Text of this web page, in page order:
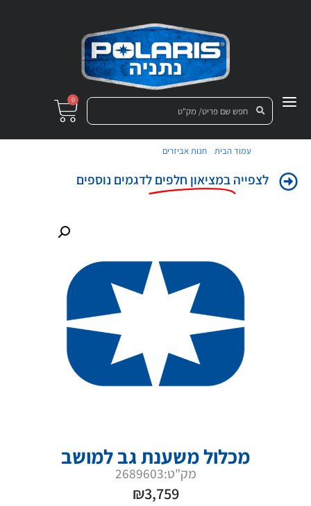
0
עמוד הבית חנות אביזרים
לצפייהבמציאון חלפים לדגמים נוספים
מכלול משענת גב למושב
מק"ט:2689603
₪3,759